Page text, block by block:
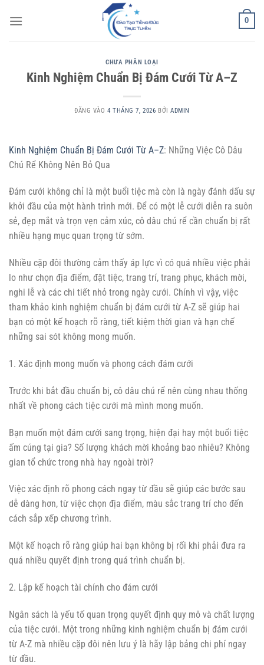
qua
0
CHƯA PHÂN LOẠI
Kinh Nghiệm Chuẩn Bị Đám Cưới Từ A–Z
ĐĂNG VÀO 4 THÁNG 7, 2026 BỞIADMIN
Kinh Nghiệm Chuẩn Bị Đám Cưới Từ A–Z: Những Việc Cô Dâu
Chú Rể Không Nên Bỏ Qua
Đám cưới không chỉ là một buổi tiệc mà còn là ngày đánh dấu sự
khởi đầu của một hành trình mới. Để có một lễ cưới diễn ra suôn
sẻ, đẹp mắt và trọn vẹn cảm xúc, cô dâu chú rể cần chuẩn bị rất
nhiều hạng mục quan trọng từ sớm.
Nhiều cặp đôi thường cảm thấy áp lực vì có quá nhiều việc phải
lo như chọn địa điểm, đặt tiệc, trang trí, trang phục, khách mời,
nghi lễ và các chi tiết nhỏ trong ngày cưới. Chính vì vậy, việc
tham khảo kinh nghiệm chuẩn bị đám cưới từ A-Z sẽ giúp hai
bạn có một kế hoạch rõ ràng, tiết kiệm thời gian và hạn chế
những sai sót không mong muốn.
1. Xác định mong muốn và phong cách đám cưới
Trước khi bắt đầu chuẩn bị, cô dâu chú rể nên cùng nhau thống
nhất về phong cách tiệc cưới mà mình mong muốn.
Bạn muốn một đám cưới sang trọng, hiện đại hay một buổi tiệc
ấm cúng tại gia? Số lượng khách mời khoảng bao nhiêu? Không
gian tổ chức trong nhà hay ngoài trời?
Việc xác định rõ phong cách ngay từ đầu sẽ giúp các bước sau
dễ dàng hơn, từ việc chọn địa điểm, màu sắc trang trí cho đến
cách sắp xếp chương trình.
Một kế hoạch rõ ràng giúp hai bạn không bị rối khi phải đưa ra
quá nhiều quyết định trong quá trình chuẩn bị.
2. Lập kế hoạch tài chính cho đám cưới
Ngân sách là yếu tố quan trọng quyết định quy mô và chất lượng
của tiệc cưới. Một trong những kinh nghiệm chuẩn bị đám cưới
từ A-Z mà nhiều cặp đôi nên lưu ý là hãy lập bảng chi phí ngay
từ đầu.